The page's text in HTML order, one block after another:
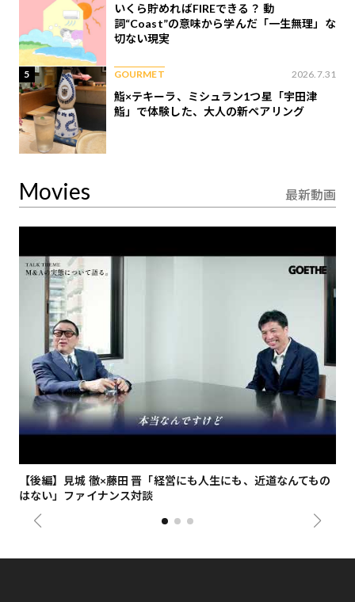
いくら貯めればFIREできる？ 動
詞“Coast”の意味から学んだ「一生無理」な
切ない現実
5 GOURMET 2026.7.31
鮨×テキーラ、ミシュラン1つ星「宇田津
鮨」で体験した、大人の新ペアリング
Movies 最新動画
【後編】見城 徹×藤田 晋「経営にも人生にも、近道なんてもの
はない」ファイナンス対談